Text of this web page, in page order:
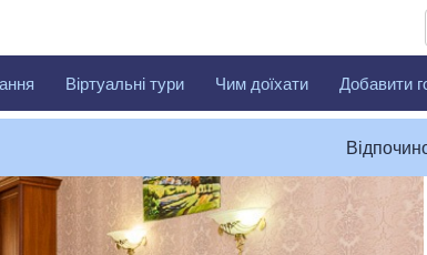
Віртуальні тури Чим доїхати Добавити